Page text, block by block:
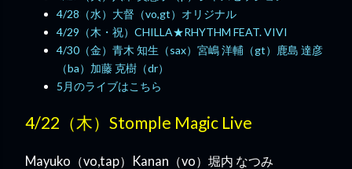
4/28（水）大督（vo,gt）オリジナル
4/29（木・祝）CHILLA★RHYTHM FEAT. VIVI
4/30（金）青木 知生（sax）宮嶋 洋輔（gt）鹿島 達彦
（ba）加藤 克樹（dr）
5月のライブはこちら
4/22（木）Stomple Magic Live
Mayuko（vo,tap）Kanan（vo）堀内 なつみ